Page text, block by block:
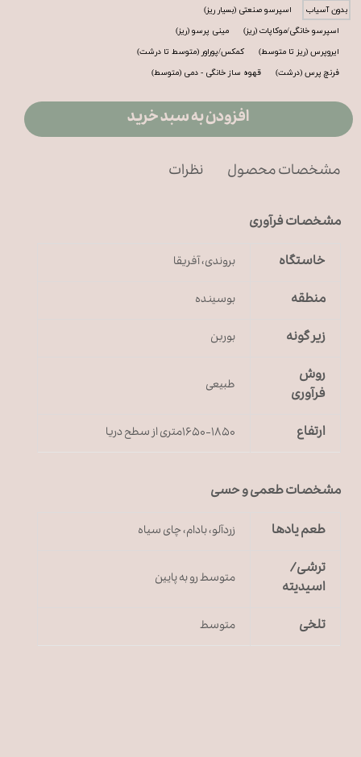
بدون آسیاب
اسپرسو صنعتی (بسیار ریز)
اسپرسو خانگی/موکاپات (ریز)
مینی پرسو (ریز)
ایروپرس (ریز تا متوسط)
کمکس/پوراور (متوسط تا درشت)
فرنچ پرس (درشت)
قهوه ساز خانگی - دمی (متوسط)
افزودن به سبد خرید
مشخصات محصول نظرات
مشخصات فرآوری
خاستگاه بروندی، آفریقا
منطقه بوسینده
زیر گونه بوربن
روش
فرآوری
طبیعی
ارتفاع ۱۶۵۰-۱۸۵۰متری از سطح دریا
مشخصات طعمی و حسی
طعم یادها زردآلو، بادام، چای سیاه
ترشی/
اسیدیته
متوسط رو به پایین
تلخی متوسط